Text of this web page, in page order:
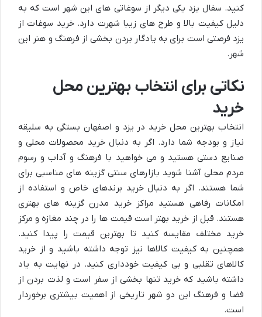
کنید. سفال یزد یکی دیگر از سوغاتی های این شهر است که به
دلیل کیفیت بالا و طرح های زیبا شهرت دارد. خرید سوغات از
یزد فرصتی است برای به یادگار بردن بخشی از فرهنگ و هنر این
شهر.
نکاتی برای انتخاب بهترین محل
خرید
انتخاب بهترین محل خرید در یزد و اصفهان بستگی به سلیقه
نیاز و بودجه شما دارد. اگر به دنبال خرید محصولات محلی و
صنایع دستی هستید و می خواهید با فرهنگ و آداب و رسوم
مردم محلی آشنا شوید بازارهای سنتی گزینه های مناسبی برای
شما هستند. اگر به دنبال خرید برندهای خاص و استفاده از
امکانات رفاهی هستید مراکز خرید مدرن گزینه های بهتری
هستند. قبل از خرید بهتر است قیمت ها را در چند مغازه و مرکز
خرید مختلف مقایسه کنید تا بهترین قیمت را پیدا کنید.
همچنین به کیفیت کالاها نیز توجه داشته باشید و از خرید
کالاهای تقلبی و بی کیفیت خودداری کنید. در نهایت به یاد
داشته باشید که خرید تنها بخشی از سفر است و لذت بردن از
فضا و فرهنگ این دو شهر تاریخی از اهمیت بیشتری برخوردار
است.